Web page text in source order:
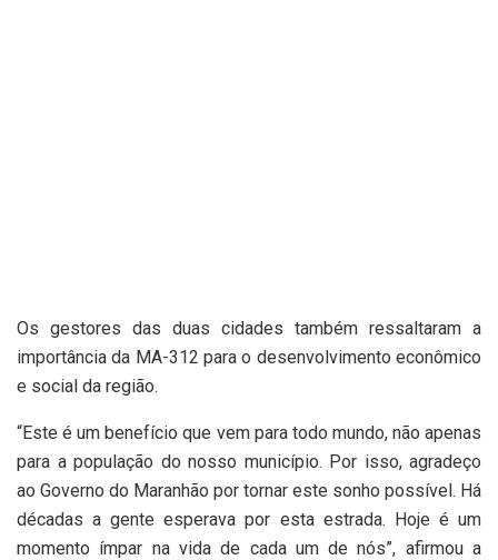
Os gestores das duas cidades também ressaltaram a
importância da MA-312 para o desenvolvimento econômico
e social da região.
“Este é um benefício que vem para todo mundo, não apenas
para a população do nosso município. Por isso, agradeço
ao Governo do Maranhão por tornar este sonho possível. Há
décadas a gente esperava por esta estrada. Hoje é um
momento ímpar na vida de cada um de nós”, afirmou a